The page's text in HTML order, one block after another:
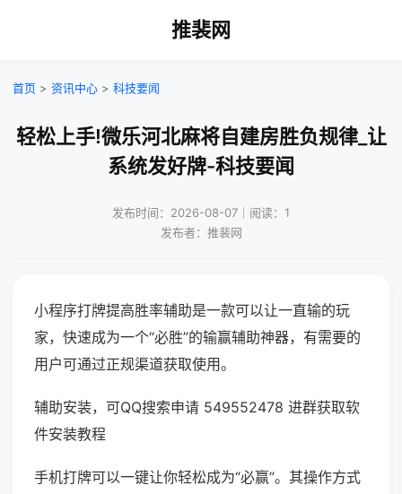
推裴网
首页 > 资讯中心 > 科技要闻
轻松上手!微乐河北麻将自建房胜负规律_让
系统发好牌-科技要闻
发布时间：2026-08-07｜阅读：1
发布者：推裴网
小程序打牌提高胜率辅助是一款可以让一直输的玩
家，快速成为一个“必胜”的输赢辅助神器，有需要的
用户可通过正规渠道获取使用。
辅助安装，可QQ搜索申请 549552478 进群获取软
件安装教程
手机打牌可以一键让你轻松成为“必赢”。其操作方式